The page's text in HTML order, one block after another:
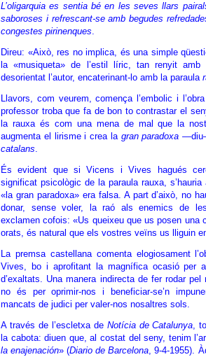
L’oligarquia es sentia bé en les seves llars
saboroses i refrescant-se amb begudes
congestes pirinenques.
Direu: «Això, res no implica, és una simple
la «musiqueta» de l’estil líric, tan renyit amb
desorientat l’autor, encaterinant-lo amb la paraula
Llavors, com veurem, comença l’embolic i
professor troba que fa de bon to contrastar el
la rauxa és com una mena de mal que la
augmenta el lirisme i crea la gran paradoxa
catalans.
És evident que si Vicens i Vives hagués
significat psicològic de la paraula rauxa,
«la gran paradoxa» era falsa. A part d’això, no
donar, sense voler, la raó als enemics de
exclamen cofois: «Us queixeu que us posen una
orats, és natural que els vostres veïns us lliguin
La premsa castellana comenta elogiosament
Vives, bo i aprofitant la magnífica ocasió per
d’exaltats. Una manera indirecta de fer rodar
no és per oprimir-nos i beneficiar-se’n
mancats de judici per valer-nos nosaltres sols.
A través de l’escletxa de Notícia de Catalunya,
la cabota: diuen que, al costat del seny, tenim
la enajenación» (Diario de Barcelona, 9-4-1955).